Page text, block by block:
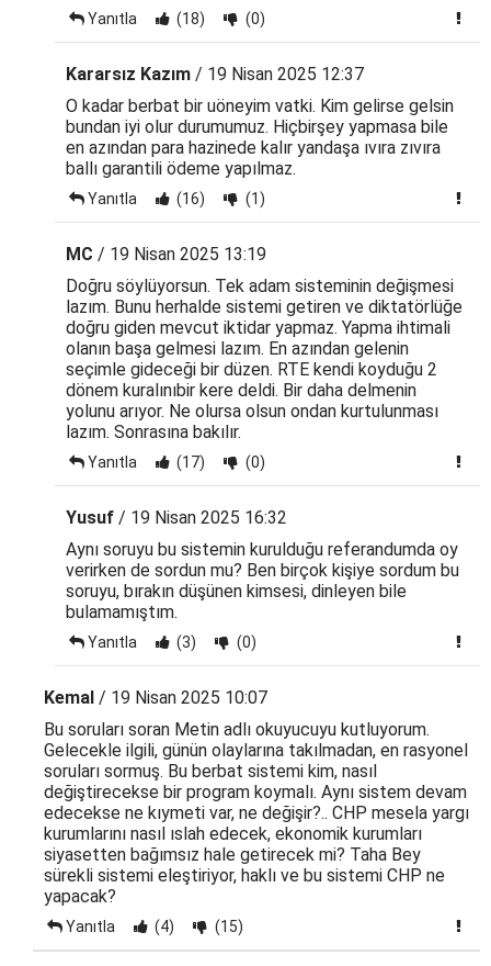
Yanıtla (18) (0)
Kararsız Kazım / 19 Nisan 2025 12:37
O kadar berbat bir uöneyim vatki. Kim gelirse gelsin
bundan iyi olur durumumuz. Hiçbirşey yapmasa bile
en azından para hazinede kalır yandaşa ıvıra zıvıra
ballı garantili ödeme yapılmaz.
Yanıtla (16) (1)
MC / 19 Nisan 2025 13:19
Doğru söylüyorsun. Tek adam sisteminin değişmesi
lazım. Bunu herhalde sistemi getiren ve diktatörlüğe
doğru giden mevcut iktidar yapmaz. Yapma ihtimali
olanın başa gelmesi lazım. En azından gelenin
seçimle gideceği bir düzen. RTE kendi koyduğu 2
dönem kuralınıbir kere deldi. Bir daha delmenin
yolunu arıyor. Ne olursa olsun ondan kurtulunması
lazım. Sonrasına bakılır.
Yanıtla (17) (0)
Yusuf / 19 Nisan 2025 16:32
Aynı soruyu bu sistemin kurulduğu referandumda oy
verirken de sordun mu? Ben birçok kişiye sordum bu
soruyu, bırakın düşünen kimsesi, dinleyen bile
bulamamıştım.
Yanıtla (3) (0)
Kemal / 19 Nisan 2025 10:07
Bu soruları soran Metin adlı okuyucuyu kutluyorum.
Gelecekle ilgili, günün olaylarına takılmadan, en rasyonel
soruları sormuş. Bu berbat sistemi kim, nasıl
değiştirecekse bir program koymalı. Aynı sistem devam
edecekse ne kıymeti var, ne değişir?.. CHP mesela yargı
kurumlarını nasıl ıslah edecek, ekonomik kurumları
siyasetten bağımsız hale getirecek mi? Taha Bey
sürekli sistemi eleştiriyor, haklı ve bu sistemi CHP ne
yapacak?
Yanıtla (4) (15)